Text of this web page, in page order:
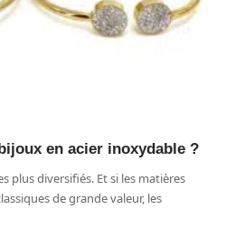
en acier inoxydable ?
plus diversifiés. Et si les matières
de grande valeur, les